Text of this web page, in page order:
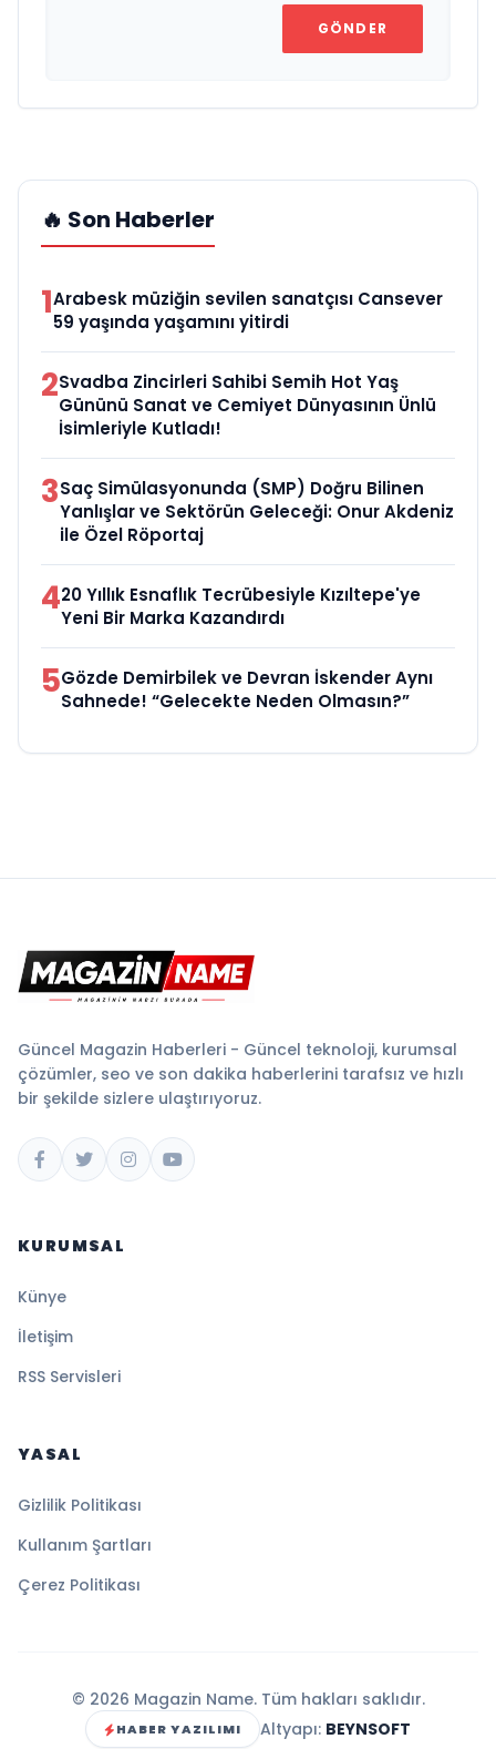
GÖNDER
🔥 Son Haberler
1Arabesk müziğin sevilen sanatçısı Cansever
59 yaşında yaşamını yitirdi
2Svadba Zincirleri Sahibi Semih Hot Yaş
Gününü Sanat ve Cemiyet Dünyasının Ünlü
İsimleriyle Kutladı!
3Saç Simülasyonunda (SMP) Doğru Bilinen
Yanlışlar ve Sektörün Geleceği: Onur Akdeniz
ile Özel Röportaj
420 Yıllık Esnaflık Tecrübesiyle Kızıltepe'ye
Yeni Bir Marka Kazandırdı
5Gözde Demirbilek ve Devran İskender Aynı
Sahnede! “Gelecekte Neden Olmasın?”
Güncel Magazin Haberleri - Güncel teknoloji, kurumsal
çözümler, seo ve son dakika haberlerini tarafsız ve hızlı
bir şekilde sizlere ulaştırıyoruz.
KURUMSAL
Künye
İletişim
RSS Servisleri
YASAL
Gizlilik Politikası
Kullanım Şartları
Çerez Politikası
© 2026 Magazin Name. Tüm hakları saklıdır.
HABER YAZILIMI Altyapı: BEYNSOFT